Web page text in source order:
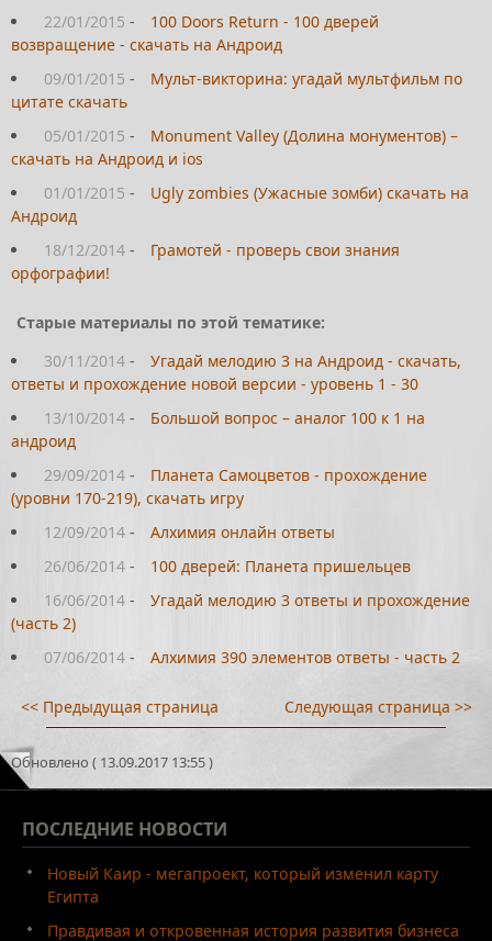
22/01/2015 -
100 Doors Return - 100 дверей
возвращение - скачать на Андроид
09/01/2015 -
Мульт-викторина: угадай мультфильм по
цитате скачать
05/01/2015 -
Monument Valley (Долина монументов) –
скачать на Андроид и ios
01/01/2015 -
Ugly zombies (Ужасные зомби) скачать на
Андроид
18/12/2014 -
Грамотей - проверь свои знания
орфографии!
Старые материалы по этой тематике:
30/11/2014 -
Угадай мелодию 3 на Андроид - скачать,
ответы и прохождение новой версии - уровень 1 - 30
13/10/2014 -
Большой вопрос – аналог 100 к 1 на
андроид
29/09/2014 -
Планета Самоцветов - прохождение
(уровни 170-219), скачать игру
12/09/2014 -
Алхимия онлайн ответы
26/06/2014 -
100 дверей: Планета пришельцев
16/06/2014 -
Угадай мелодию 3 ответы и прохождение
(часть 2)
07/06/2014 - Алхимия 390 элементов ответы - часть 2
<< Предыдущая страница Следующая страница >>
Обновлено ( 13.09.2017 13:55 )
ПОСЛЕДНИЕ НОВОСТИ
Новый Каир - мегапроект, который изменил карту
Египта
Правдивая и откровенная история развития бизнеса